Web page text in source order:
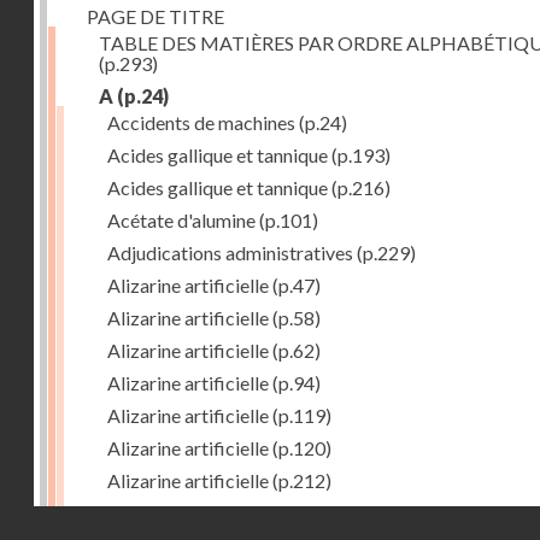
PAGE DE TITRE
TABLE DES MATIÈRES PAR ORDRE
(p.293)
A (p.24)
Accidents de machines (p.24)
Acides gallique et tannique(p.193)
Acides gallique et tannique(p.216)
Acétate d'alumine(p.101)
Adjudications administratives (p.229)
Alizarine artificielle(p.47)
Alizarine artificielle(p.58)
Alizarine artificielle(p.62)
Alizarine artificielle(p.94)
Alizarine artificielle(p.119)
Alizarine artificielle(p.120)
Alizarine artificielle(p.212)
Alizarine artificielle(p.256)